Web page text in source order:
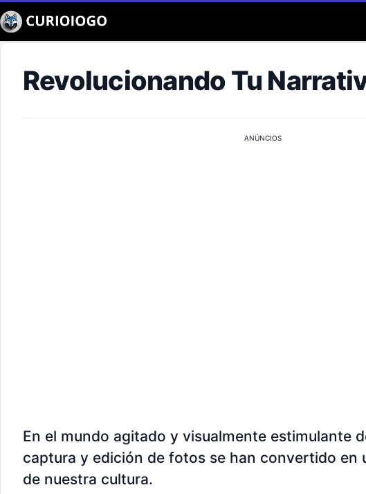
Revolucionando Tu
ANÚNCIOS
En el mundo agitado y visualmente estimulante
captura y edición de fotos se han convertido en
de nuestra cultura.